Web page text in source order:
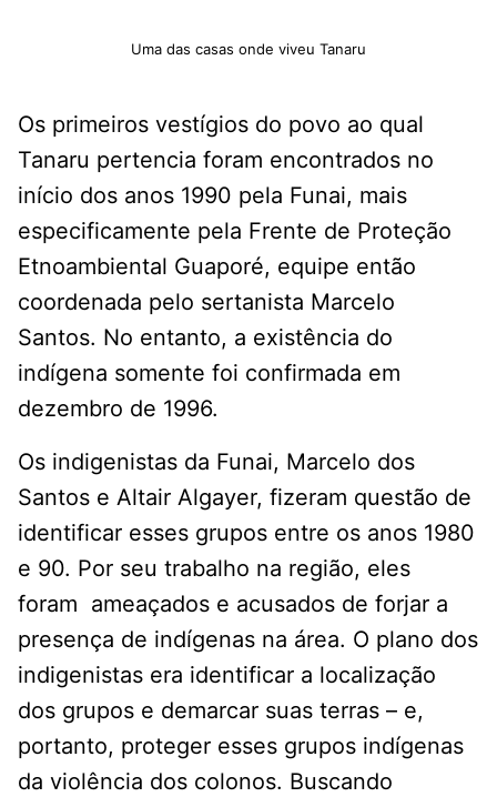
Uma das casas onde viveu Tanaru
Os primeiros vestígios do povo ao qual
Tanaru pertencia foram encontrados no
início dos anos 1990 pela Funai, mais
especificamente pela Frente de Proteção
Etnoambiental Guaporé, equipe então
coordenada pelo sertanista Marcelo
Santos. No entanto, a existência do
indígena somente foi confirmada em
dezembro de 1996.
Os indigenistas da Funai, Marcelo dos
Santos e Altair Algayer, fizeram questão de
identificar esses grupos entre os anos 1980
e 90. Por seu trabalho na região, eles
foram ameaçados e acusados de forjar a
presença de indígenas na área. O plano dos
indigenistas era identificar a localização
dos grupos e demarcar suas terras – e,
portanto, proteger esses grupos indígenas
da violência dos colonos. Buscando